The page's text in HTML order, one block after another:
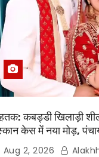
कबड्डी खिलाड़ी शीलू
केस में नया मोड़,
समेत 3 हिरासत में
Aug 2, 2026